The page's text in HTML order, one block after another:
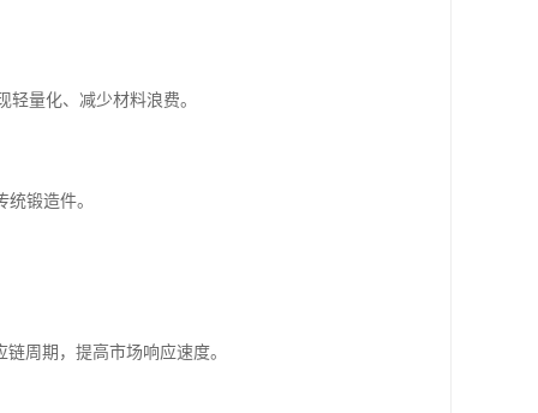
量化、减少材料浪费。
锻造件。
周期，提高市场响应速度。